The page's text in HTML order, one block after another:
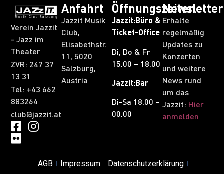
Verein Jazzit
- Jazz im
Theater
ZVR: 247 37
13 31​
Tel: +43 662
883264
club@jazzit.at
Anfahrt
Jazzit Musik
Club,
Elisabethstr.
11, 5020
Salzburg,
Austria
Öffnungszeiten
Jazzit:Büro &
Ticket-Office
Di, Do & Fr
15.00 – 18.00
Jazzit:Bar
Di-Sa 18.00 –
00.00
Newsletter
Erhalte
regelmäßig
Updates zu
Konzerten
und weitere
News rund
um das
Jazzit: Hier
anmelden
AGB Impressum
Datenschutzerklärung